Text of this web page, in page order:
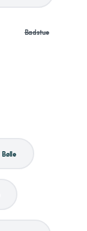
Badstue
Bølle